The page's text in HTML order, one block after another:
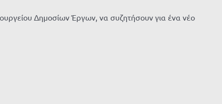
Δημοσίων Έργων, να συζητήσουν για ένα νέο